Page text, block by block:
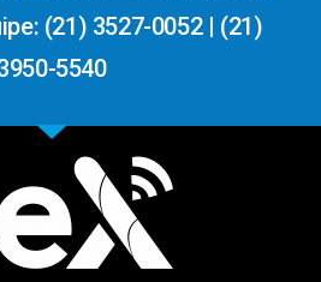
(21) 3527-0052 | (21)
5540